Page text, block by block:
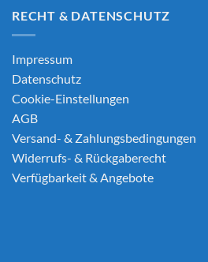
RECHT & DATENSCHUTZ
Impressum
Datenschutz
Cookie-Einstellungen
AGB
Versand- & Zahlungsbedingungen
Widerrufs- & Rückgaberecht
Verfügbarkeit & Angebote